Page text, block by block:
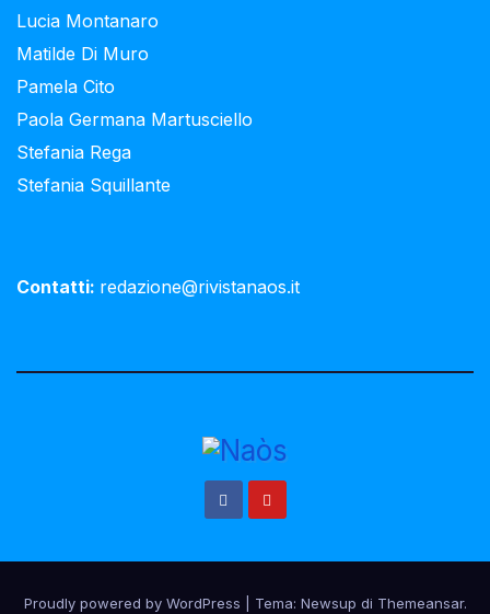
Lucia Montanaro
Matilde Di Muro
Pamela Cito
Paola Germana Martusciello
Stefania Rega
Stefania Squillante
Contatti: redazione@rivistanaos.it
Proudly powered by WordPress Tema: Newsup di Themeansar.